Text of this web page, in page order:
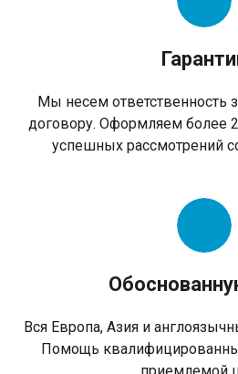
Мы несем ответственность
договору. Оформляем более
успешных рассмотрений
Вся Европа, Азия и
Помощь